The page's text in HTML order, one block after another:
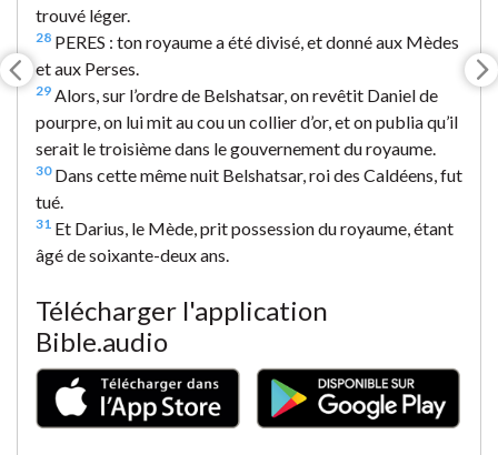
trouvé léger.
28 PERES : ton royaume a été divisé, et donné aux Mèdes
et aux Perses.
29 Alors, sur l’ordre de Belshatsar, on revêtit Daniel de
pourpre, on lui mit au cou un collier d’or, et on publia qu’il
serait le troisième dans le gouvernement du royaume.
30Dans cette même nuit Belshatsar, roi des Caldéens, fut
tué.
31 Et Darius, le Mède, prit possession du royaume, étant
âgé de soixante-deux ans.
Télécharger l'application
Bible.audio